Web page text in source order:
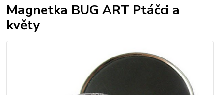
Magnetka BUG ART Ptáčci a
květy